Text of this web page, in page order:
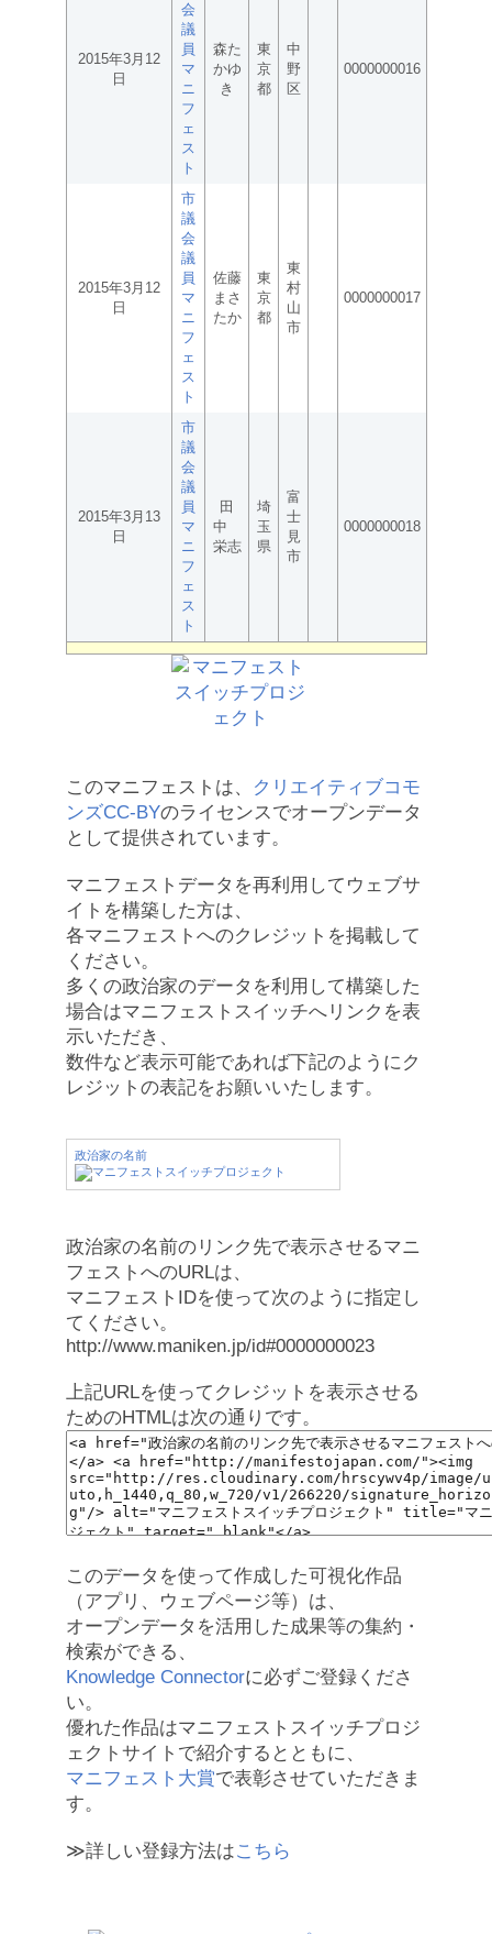
2015年3月12
日
会
議
員
マ
ニ
フ
ェ
ス
ト
森た
かゆ
き
東
京
都
中
野
区
0000000016
2015年3月12
日
市
議
会
議
員
マ
ニ
フ
ェ
ス
ト
佐藤
まさ
たか
東
京
都
東
村
山
市
0000000017
2015年3月13
日
市
議
会
議
員
マ
ニ
フ
ェ
ス
ト
田
中
栄志
埼
玉
県
富
士
見
市
0000000018
このマニフェストは、
クリエイティブコモ
ンズCC-BYのライセンスでオープンデータ
として提供されています。
マニフェストデータを再利用してウェブサ
イトを構築した方は、
各マニフェストへのクレジットを掲載して
ください。
多くの政治家のデータを利用して構築した
場合はマニフェストスイッチへリンクを表
示いただき、
数件など表示可能であれば下記のようにク
レジットの表記をお願いいたします。
政治家の名前
政治家の名前のリンク先で表示させるマニ
フェストへのURLは、
マニフェストIDを使って次のように指定し
てください。
http://www.maniken.jp/id#0000000023
上記URLを使ってクレジットを表示させる
ためのHTMLは次の通りです。
このデータを使って作成した可視化作品
（アプリ、ウェブページ等）は、
オープンデータを活用した成果等の集約・
検索ができる、
Knowledge Connectorに必ずご登録くださ
い。
優れた作品はマニフェストスイッチプロジ
ェクトサイトで紹介するとともに、
マニフェスト大賞で表彰させていただきま
す。
≫詳しい登録方法はこちら